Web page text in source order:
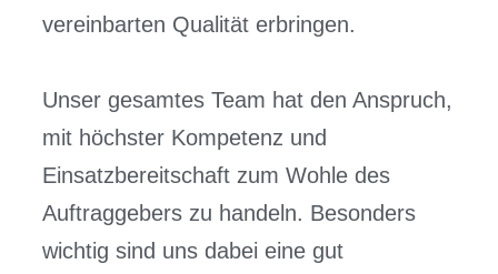
vereinbarten Qualität erbringen.
Unser gesamtes Team hat den Anspruch,
mit höchster Kompetenz und
Einsatzbereitschaft zum Wohle des
Auftraggebers zu handeln. Besonders
wichtig sind uns dabei eine gut